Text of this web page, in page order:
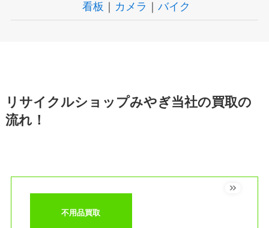
看板
カメラ ｜バイク
リサイクルショップみやぎ当社の買取の
流れ！
不用品買取